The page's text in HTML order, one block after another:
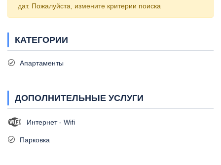
дат. Пожалуйста, измените критерии поиска
КАТЕГОРИИ
Апартаменты
ДОПОЛНИТЕЛЬНЫЕ УСЛУГИ
Интернет - Wifi
Парковка